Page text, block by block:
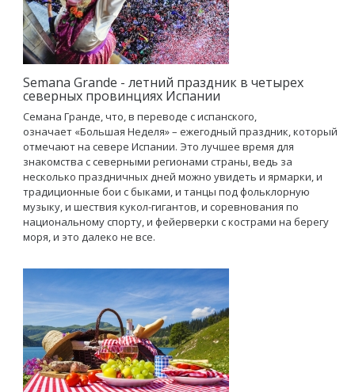
Semana Grande - летний праздник в четырех
северных провинциях Испании
Семана Гранде, что, в переводе с испанского,
означает «Большая Неделя» – ежегодный праздник, который
отмечают на севере Испании. Это лучшее время для
знакомства с северными регионами страны, ведь за
несколько праздничных дней можно увидеть и ярмарки, и
традиционные бои с быками, и танцы под фольклорную
музыку, и шествия кукол-гигантов, и соревнования по
национальному спорту, и фейерверки с кострами на берегу
моря, и это далеко не все.